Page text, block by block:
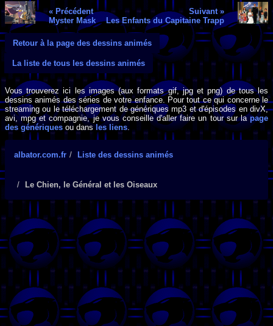
« Précédent
Myster Mask
Suivant »
Les Enfants du Capitaine Trapp
Retour à la page des dessins animés
La liste de tous les dessins animés
Vous trouverez ici les images (aux formats gif, jpg et png) de tous les
dessins animés des séries de votre enfance. Pour tout ce qui concerne le
streaming ou le téléchargement de génériques mp3 et d'épisodes en divX,
avi, mpg et compagnie, je vous conseille d'aller faire un tour sur la page
des génériques ou dansles liens.
albator.com.fr Liste des dessins animés
Le Chien, le Général et les Oiseaux